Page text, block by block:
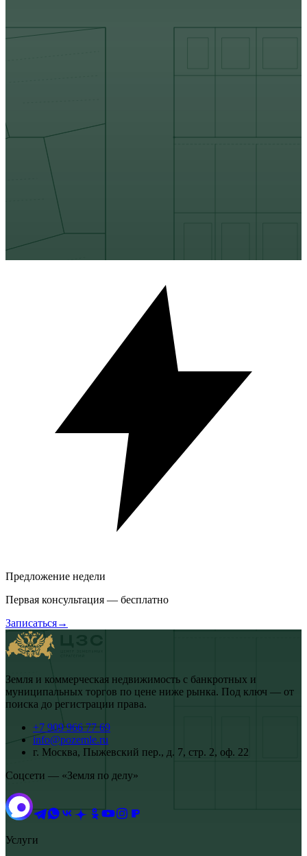
Предложение недели
Первая консультация — бесплатно
Записаться→
Земля и коммерческая недвижимость с банкротных и
муниципальных торгов по цене ниже рынка. Под ключ — от
поиска до регистрации права.
+7 909 966 77 69
info@pozemle.ru
г. Москва, Пыжевский пер., д. 7, стр. 2, оф. 22
Соцсети — «Земля по делу»
Услуги